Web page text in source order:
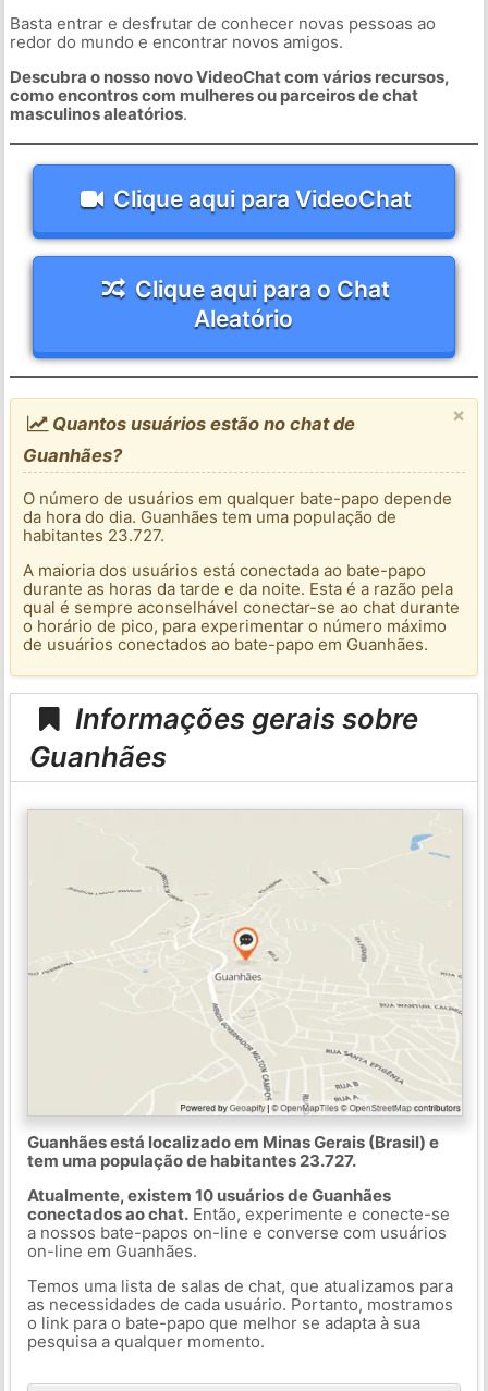
Basta entrar e desfrutar de conhecer novas pessoas ao
redor do mundo e encontrar novos amigos.
Descubra o nosso novo VideoChat com vários recursos,
como encontros com mulheres ou parceiros de chat
masculinos aleatórios.
Clique aqui para VideoChat
Clique aqui para o Chat
Aleatório
×
Quantos usuários estão no chat de
Guanhães?
O número de usuários em qualquer bate-papo depende
da hora do dia. Guanhães tem uma população de
habitantes 23.727.
A maioria dos usuários está conectada ao bate-papo
durante as horas da tarde e da noite. Esta é a razão pela
qual é sempre aconselhável conectar-se ao chat durante
o horário de pico, para experimentar o número máximo
de usuários conectados ao bate-papo em Guanhães.
Informações gerais sobre
Guanhães
Guanhães está localizado em Minas Gerais (Brasil) e
tem uma população de habitantes 23.727.
Atualmente, existem 10 usuários de Guanhães
conectados ao chat.Então, experimente e conecte-se
a nossos bate-papos on-line e converse com usuários
on-line em Guanhães.
Temos uma lista de salas de chat, que atualizamos para
as necessidades de cada usuário. Portanto, mostramos
o link para o bate-papo que melhor se adapta à sua
pesquisa a qualquer momento.